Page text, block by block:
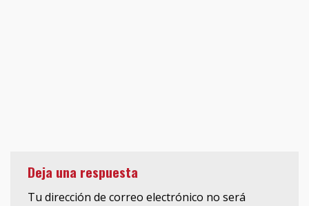
Deja una respuesta
Tu dirección de correo electrónico no será